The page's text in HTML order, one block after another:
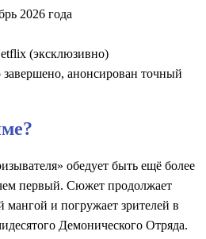
2026 года
(эксклюзивно)
завершено, анонсирован точный
обедует быть ещё более
первый. Сюжет продолжает
мангой и погружает зрителей в
Демонического Отряда.